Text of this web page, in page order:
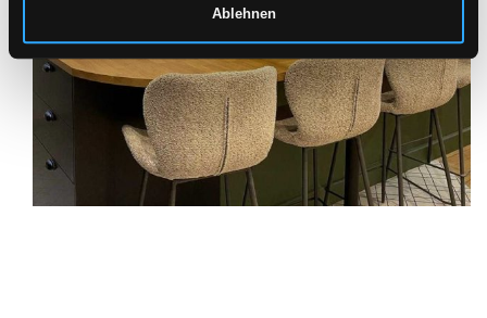
Ablehnen